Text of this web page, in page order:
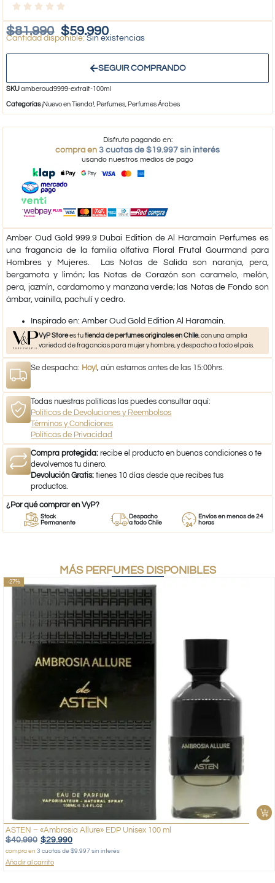
$81.990 $59.990
Sin existencias
SEGUIR COMPRANDO
SKUamberoud9999-extrait-100ml
Categorías¡Nuevo en Tienda!, Perfumes, Perfumes Árabes
Disfruta pagando en:
compra en 3 cuotas de $19.997 sin interés
usando nuestros medios de pago
Amber Oud Gold 999.9 Dubai Edition de Al Haramain Perfumes es
una fragancia de la familia olfativa Floral Frutal Gourmand para
Hombres y Mujeres. Las Notas de Salida son naranja, pera,
bergamota y limón; las Notas de Corazón son caramelo, melón,
pera, jazmín, cardamomo y manzana verde; las Notas de Fondo son
ámbar, vainilla, pachulí y cedro.
​Inspirado en: Amber Oud Gold Edition Al Haramain.
VyP Storees tutienda de perfumes originales en Chile, con una amplia
variedad de fragancias para mujer y hombre, y despacho a todo el país.
Se despacha: Hoy!, aún estamos antes de las 15:00hrs.
Todas nuestras políticas las puedes consultar aquí:
Políticas de Devoluciones y Reembolsos
Términos y Condiciones
Políticas de Privacidad
Compra protegida: recibe el producto en buenas condiciones o te
devolvemos tu dinero.
Devolución Gratis: tienes 10 días desde que recibes tus
productos.
¿Por qué comprar en VyP?
Stock
Permanente
Despacho
a todo Chile
Envíos en menos de 24
horas
MÁS PERFUMES DISPONIBLES
-27%
ASTEN – «Ambrosia Allure» EDP Unisex 100 ml
$40.990 $29.990
compra en 3 cuotas de $9.997 sin interés
Añadir al carrito